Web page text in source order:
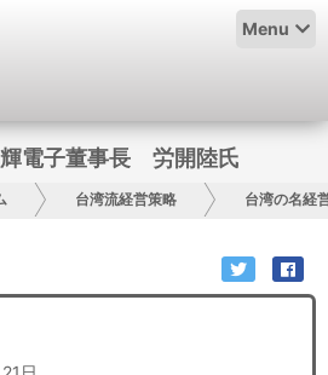
Menu
電子董事長 労開陸氏
台湾流経営策略 台湾の名経